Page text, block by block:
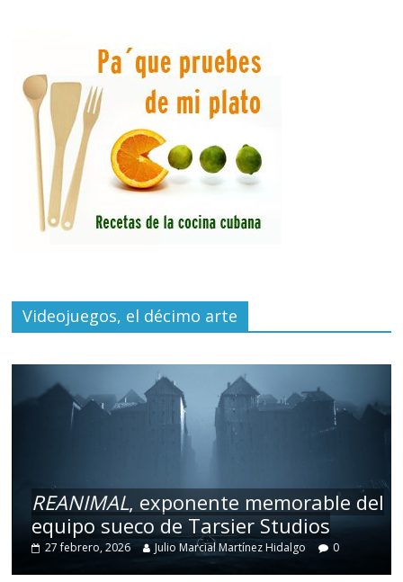
Videojuegos, el décimo arte
REANIMAL, exponente memorable del
equipo sueco de Tarsier Studios
27 febrero, 2026 Julio Marcial Martínez Hidalgo 0